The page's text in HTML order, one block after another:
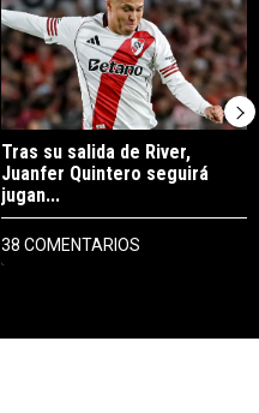
Tras su salida de River,
Juanfer Quintero seguirá
jugan...
38 COMENTARIOS